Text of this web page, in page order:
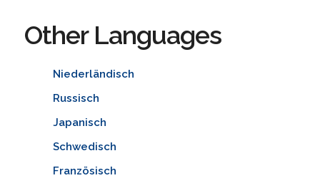
Other Languages
Niederländisch
Russisch
Japanisch
Schwedisch
Französisch